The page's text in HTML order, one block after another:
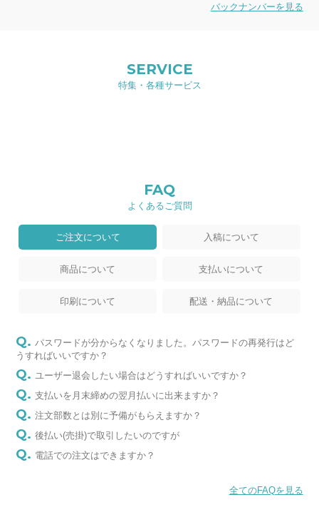
バックナンバーを見る
SERVICE
特集・各種サービス
FAQ
よくあるご質問
ご注文について 入稿について
商品について 支払いについて
印刷について 配送・納品について
パスワードが分からなくなりました。パスワードの再発行はど
うすればいいですか？
ユーザー退会したい場合はどうすればいいですか？
支払いを月末締めの翌月払いに出来ますか？
注文部数とは別に予備がもらえますか？
後払い(売掛)で取引したいのですが
電話での注文はできますか？
全てのFAQを見る